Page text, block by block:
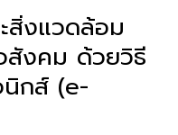
สิ่งแวดล้อม
สังคม ด้วยวิธี
นิกส์ (e-